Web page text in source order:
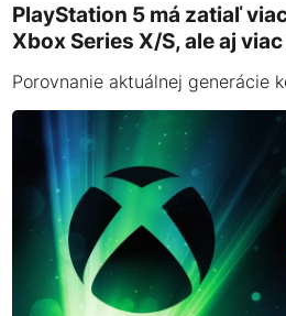
PlayStation 5 má zatiaľ
Xbox Series X/S, ale aj
Porovnanie aktuálnej generácie